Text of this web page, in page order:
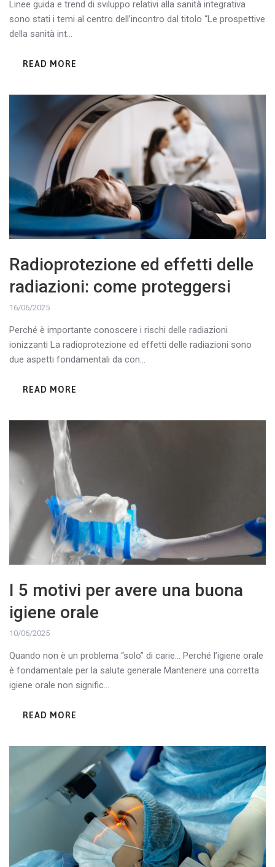
Linee guida e trend di sviluppo relativi alla sanità integrativa
sono stati i temi al centro dell’incontro dal titolo “Le prospettive
della sanità int...
READ MORE
Radioprotezione ed effetti delle
radiazioni: come proteggersi
16/06/2025
Perché è importante conoscere i rischi delle radiazioni
ionizzanti La radioprotezione ed effetti delle radiazioni sono
due aspetti fondamentali da con...
READ MORE
I 5 motivi per avere una buona
igiene orale
10/06/2025
Quando non è un problema “solo” di carie… Perché l’igiene orale
è fondamentale per la salute generale Mantenere una corretta
igiene orale non signific...
READ MORE